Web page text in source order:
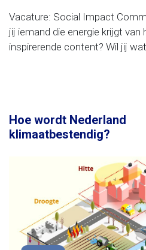
Vacature: Social Impact
jij iemand die energie krijgt van
inspirerende content? Wil jij
Hoe wordt Nederland
klimaatbestendig?